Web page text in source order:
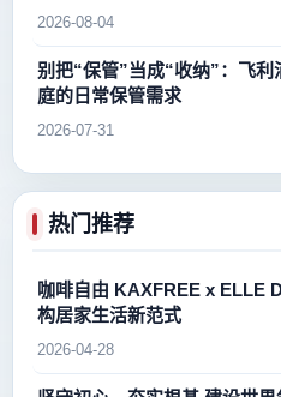
2026-08-04
别把“保管”当成“收纳”：飞
庭的日常保管需求
2026-07-31
热门推荐
咖啡自由 KAXFREE x ELLE
构居家生活新范式
2026-04-28